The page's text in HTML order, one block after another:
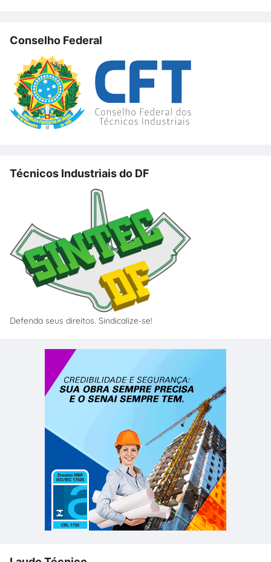
Conselho Federal
Técnicos Industriais do DF
Defenda seus direitos. Sindicalize-se!